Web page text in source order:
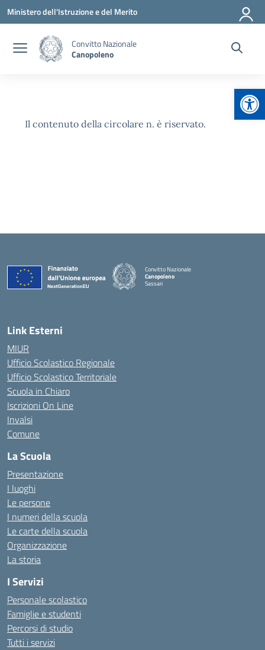
Vai ai contenuti
Vai al menu di navigazione
Vai al footer
Ministero dell'Istruzione e del Merito
Convitto Nazionale
Canopoleno
Il contenuto della circolare n. è riservato.
Convitto Nazionale
Canopoleno
Sassari
Link Esterni
MIUR
Ufficio Scolastico Regionale
Ufficio Scolastico Territoriale
Scuola in Chiaro
Iscrizioni On Line
Invalsi
Comune
La Scuola
Presentazione
I luoghi
Le persone
I numeri della scuola
Le carte della scuola
Organizzazione
La storia
I Servizi
Personale scolastico
Famiglie e studenti
Percorsi di studio
Tutti i servizi